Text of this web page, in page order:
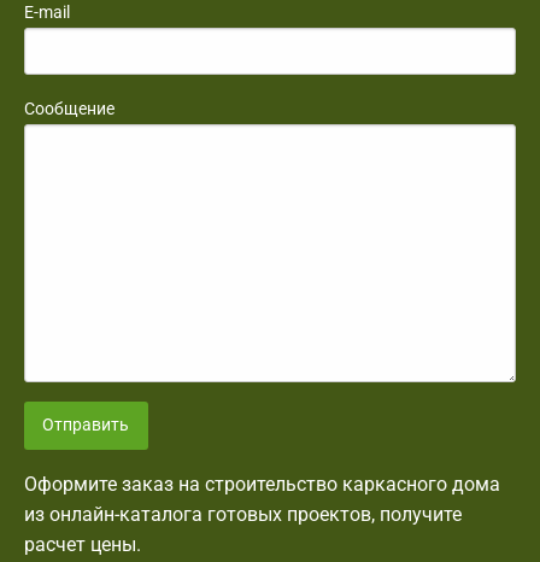
E-mail
Сообщение
Отправить
Оформите заказ на строительство каркасного дома
из онлайн-каталога готовых проектов, получите
расчет цены.